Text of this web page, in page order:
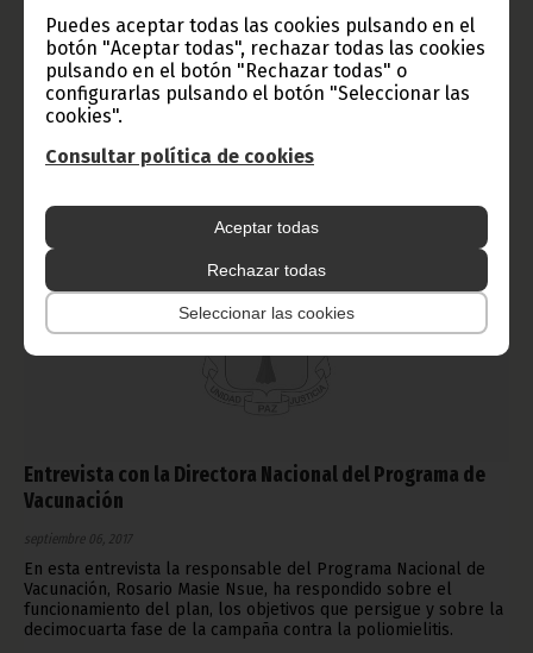
Puedes aceptar todas las cookies pulsando en el
botón "Aceptar todas", rechazar todas las cookies
pulsando en el botón "Rechazar todas" o
configurarlas pulsando el botón "Seleccionar las
cookies".
Consultar política de cookies
Aceptar todas
Rechazar todas
Seleccionar las cookies
de Guinea Ecuatorial, Monseñor Miguel Ángel Nguema,
acompañado de Monseñor Juan Domingo Baka, Obispo de
Mongomo, han sido recibidos en audiencia por el Primer
Ministro del Gobierno, Francisco Pascual Obama Asue.
Noticias Gobierno
Entrevista con la Directora Nacional del Programa de
Vacunación
septiembre 06, 2017
En esta entrevista la responsable del Programa Nacional de
Vacunación, Rosario Masie Nsue, ha respondido sobre el
funcionamiento del plan, los objetivos que persigue y sobre la
decimocuarta fase de la campaña contra la poliomielitis.